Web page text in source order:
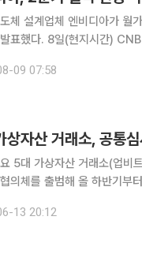
체 설계업체 엔비디아가
따르면 엔비디아는 이날 2분기 매출이 67억 달러에
09 07:58
상자산 거래소, 공통
5대 가상자산 거래소(업비
의체를 출범해 올 하반기부
발표를 통해 이 같은 내용이
13 20:12